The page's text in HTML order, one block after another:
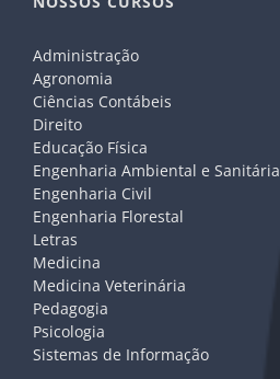
Administração
Agronomia
Ciências Contábeis
Direito
Educação Física
Engenharia Ambiental e Sanitária
Engenharia Civil
Engenharia Florestal
Letras
Medicina
Medicina Veterinária
Pedagogia
Psicologia
Sistemas de Informação